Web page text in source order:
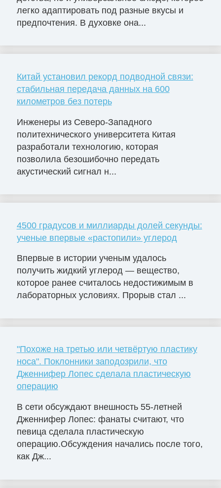
легко адаптировать под разные вкусы и
предпочтения. В духовке она...
Китай установил рекорд подводной связи:
стабильная передача данных на 600
километров без потерь
Инженеры из Северо-Западного
политехнического университета Китая
разработали технологию, которая
позволила безошибочно передать
акустический сигнал н...
4500 градусов и миллиарды долей секунды:
ученые впервые «растопили» углерод
Впервые в истории ученым удалось
получить жидкий углерод — вещество,
которое ранее считалось недостижимым в
лабораторных условиях. Прорыв стал ...
"Похоже на третью или четвёртую пластику
носа". Поклонники заподозрили, что
Дженнифер Лопес сделала пластическую
операцию
В сети обсуждают внешность 55-летней
Дженнифер Лопес: фанаты считают, что
певица сделала пластическую
операцию.Обсуждения начались после того,
как Дж...